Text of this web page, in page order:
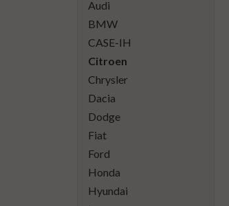
Audi
BMW
CASE-IH
Citroen
Chrysler
Dacia
Dodge
Fiat
Ford
Honda
Hyundai